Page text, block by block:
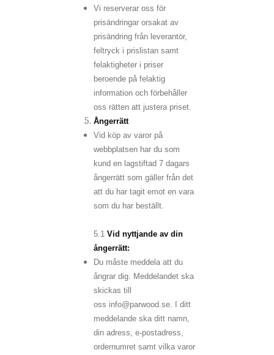
Vi reserverar oss för
prisändringar orsakat av
prisändring från leverantör,
feltryck i prislistan samt
felaktigheter i priser
beroende på felaktig
information och förbehåller
oss rätten att justera priset.
Ångerrätt
Vid köp av varor på
webbplatsen har du som
kund en lagstiftad 7 dagars
ångerrätt som gäller från det
att du har tagit emot en vara
som du har beställt.
5.1 Vid nyttjande av din
ångerrätt:
Du måste meddela att du
ångrar dig. Meddelandet ska
skickas till
oss info@parwood.se. I ditt
meddelande ska ditt namn,
din adress, e-postadress,
ordernumret samt vilka varor